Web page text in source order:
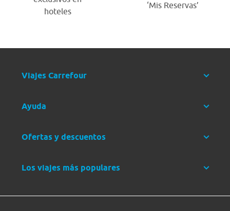
hoteles
‘Mis Reservas’
Viajes Carrefour
Ayuda
Ofertas y descuentos
Los viajes más populares